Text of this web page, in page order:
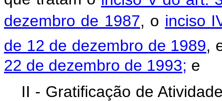
dezembro de 1987, o inciso
de 12 de dezembro de 1989,
22 de dezembro de 1993; e
II - Gratificação de